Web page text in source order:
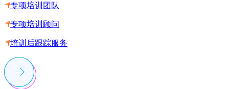
专项培训团队
专项培训顾问
培训后跟踪服务